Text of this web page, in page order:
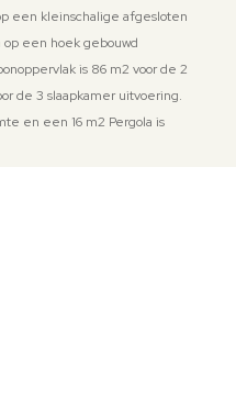
een kleinschalige afgesloten
een hoek gebouwd
is 86 m2 voor de 2
de 3 slaapkamer uitvoering.
en een 16 m2 Pergola is